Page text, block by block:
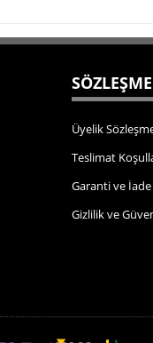
Üyelik
Teslimat
Garanti ve İade
Gizlilik ve